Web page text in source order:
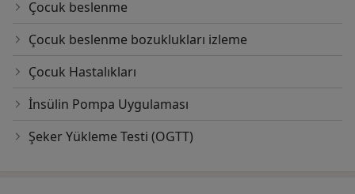
Çocuk beslenme
Çocuk beslenme bozuklukları izleme
Çocuk Hastalıkları
İnsülin Pompa Uygulaması
Şeker Yükleme Testi (OGTT)